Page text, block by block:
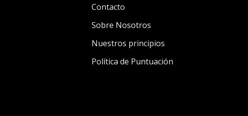
Contacto
Sobre Nosotros
Nuestros principios
Política de Puntuación